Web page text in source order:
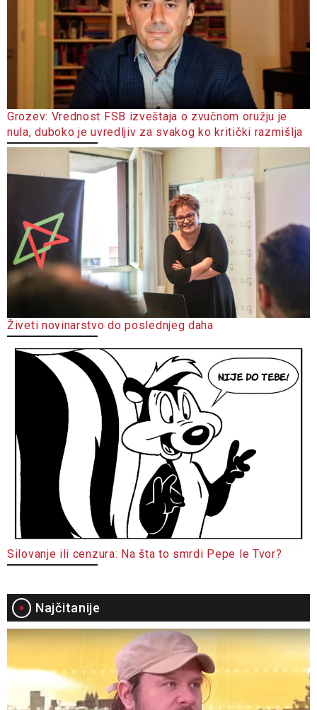
Grozev: Vrednost FSB izveštaja o zvučnom oružju je
nula, duboko je uvredljiv za svakog ko kritički razmišlja
Živeti novinarstvo do poslednjeg daha
Silovanje ili cenzura: Na šta to smrdi Pepe le Tvor?
Najčitanije